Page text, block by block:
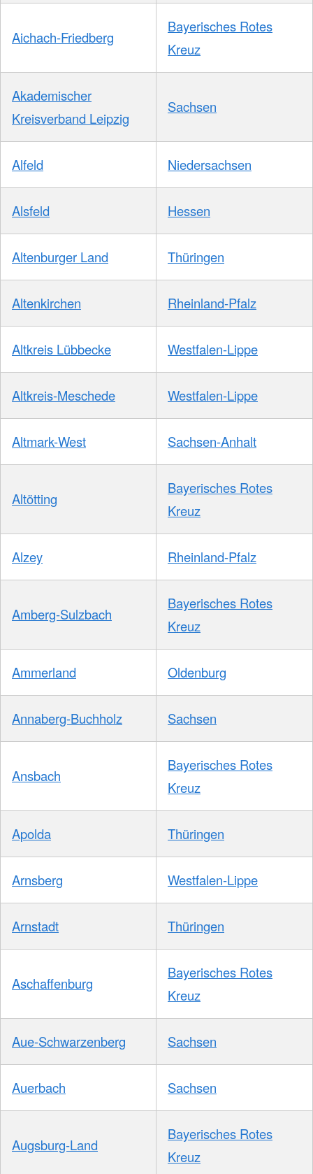
Aichach-Friedberg
Bayerisches Rotes
Kreuz
Akademischer
Kreisverband Leipzig
Sachsen
Alfeld Niedersachsen
Alsfeld Hessen
Altenburger Land Thüringen
Altenkirchen Rheinland-Pfalz
Altkreis Lübbecke Westfalen-Lippe
Altkreis-Meschede Westfalen-Lippe
Altmark-West Sachsen-Anhalt
Altötting
Bayerisches Rotes
Kreuz
Alzey Rheinland-Pfalz
Amberg-Sulzbach
Bayerisches Rotes
Kreuz
Ammerland Oldenburg
Annaberg-Buchholz Sachsen
Ansbach
Bayerisches Rotes
Kreuz
Apolda Thüringen
Arnsberg Westfalen-Lippe
Arnstadt Thüringen
Aschaffenburg
Bayerisches Rotes
Kreuz
Aue-Schwarzenberg Sachsen
Auerbach Sachsen
Augsburg-Land
Bayerisches Rotes
Kreuz